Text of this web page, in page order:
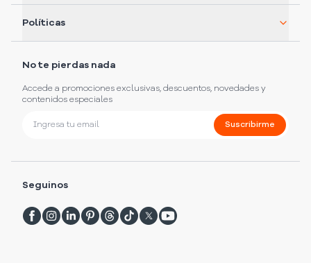
Políticas
No te pierdas nada
Accede a promociones exclusivas, descuentos, novedades y
contenidos especiales
Suscribirme
Seguinos